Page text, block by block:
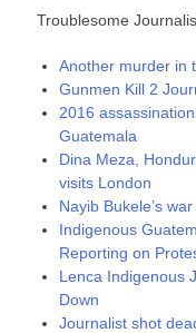
Troublesome
Another murder in
Gunmen Kill 2
2016
Guatemala
Dina Meza,
visits London
Nayib Bukele’s
Indigenous
Reporting on
Lenca Indigenous
Down
Journalist shot